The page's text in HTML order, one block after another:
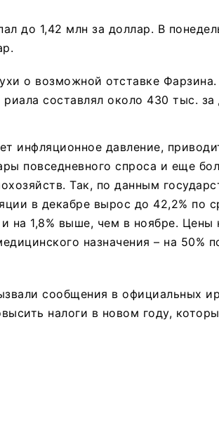
до 1,42 млн за доллар. В
о возможной отставке Фарзина.
составлял около 430 тыс. за
инфляционное давление,
повседневного спроса и еще
Так, по данным
в декабре вырос до 42,2% по
на 1,8% выше, чем в ноябре. Цены
назначения – на 50%
сообщения в официальных
налоги в новом году,